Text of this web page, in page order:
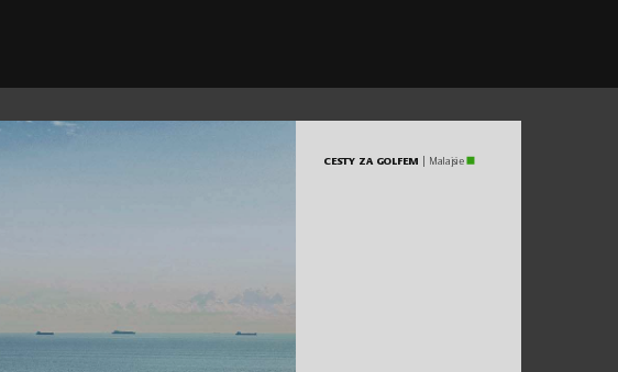
CESTY ZA GOLFEM | Malajsie